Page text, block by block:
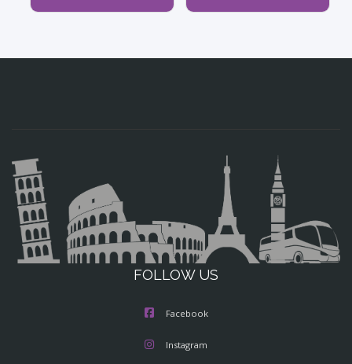
FOLLOW US
Facebook
Instagram